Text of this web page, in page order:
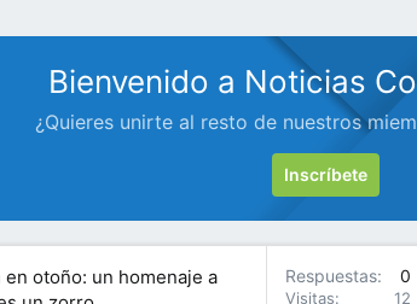
Bienvenido a Noticias
¿Quieres unirte al resto de nuestros
Inscríbete
otoño: un homenaje a
Respuestas 0
Visitas 12